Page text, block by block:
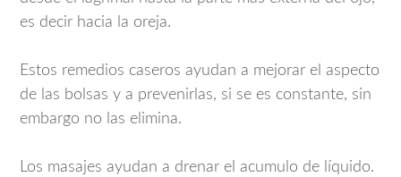
es decir hacia la oreja.
Estos remedios caseros ayudan a mejorar el aspecto
de las bolsas y a prevenirlas, si se es constante, sin
embargo no las elimina.
Los masajes ayudan a drenar el acumulo de líquido.